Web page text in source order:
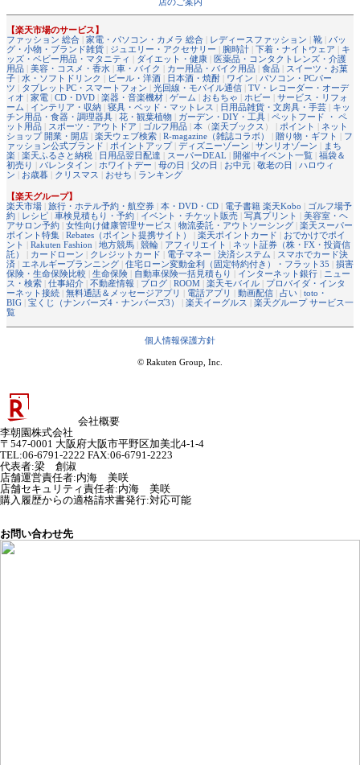
【楽天市場のサービス】
ファッション 総合 | 家電・パソコン・カメラ 総合 | レディースファッション | 靴 | バッ
グ・小物・ブランド雑貨 | ジュエリー・アクセサリー | 腕時計 | 下着・ナイトウェア | キ
ッズ・ベビー用品・マタニティ | ダイエット・健康 | 医薬品・コンタクトレンズ・介護
用品 | 美容・コスメ・香水 | 車・バイク | カー用品・バイク用品 | 食品 | スイーツ・お菓
子 | 水・ソフトドリンク | ビール・洋酒 | 日本酒・焼酎 | ワイン | パソコン・PCパー
ツ | タブレットPC・スマートフォン | 光回線・モバイル通信 | TV・レコーダー・オーデ
ィオ | 家電 | CD・DVD | 楽器・音楽機材 | ゲーム | おもちゃ | ホビー | サービス・リフォ
ーム | インテリア・収納 | 寝具・ベッド・マットレス | 日用品雑貨・文房具・手芸 | キッ
チン用品・食器・調理器具 | 花・観葉植物 | ガーデン・DIY・工具 | ペットフード ・ ペ
ット用品 | スポーツ・アウトドア | ゴルフ用品 | 本 （楽天ブックス ） | ポイント | ネット
ショップ 開業・開店 | 楽天ウェブ検索 | R-magazine（雑誌コラボ） | 贈り物・ギフト | フ
ァッション公式ブランド | ポイントアップ| ディズニーゾーン | サンリオゾーン | まち
楽 | 楽天ふるさと納税 | 日用品翌日配達 | スーパーDEAL | 開催中イベント一覧 | 福袋＆
初売り | バレンタイン | ホワイトデー | 母の日 | 父の日 | お中元 | 敬老の日 | ハロウィ
ン | お歳暮 | クリスマス | おせち | ランキング
【楽天グループ】
楽天市場 | 旅行・ホテル予約・航空券 | 本・DVD・CD | 電子書籍 楽天Kobo | ゴルフ場予
約 | レシピ | 車検見積もり・予約 | イベント・チケット販売 | 写真プリント | 美容室・ヘ
アサロン予約 | 女性向け健康管理サービス | 物流委託・アウトソーシング | 楽天スーパー
ポイント特集 | Rebates（ポイント提携サイト） | 楽天ポイントカード | おでかけでポイ
ント | Rakuten Fashion | 地方競馬 | 競輪 | アフィリエイト | ネット証券（株・FX・投資信
託）
| カードローン | クレジットカード | 電子マネー | 決済システム | スマホでカード決
済 | エネルギープランニング | 住宅ローン変動金利（固定特約付き）・フラット35 | 損害
保険・生命保険比較 | 生命保険 | 自動車保険一括見積もり | インターネット銀行 | ニュー
ス・検索 | 仕事紹介 | 不動産情報 | ブログ | ROOM | 楽天モバイル | プロバイダ・インタ
ーネット接続 | 無料通話＆メッセージアプリ | 電話アプリ | 動画配信 | 占い | toto・
BIG | 宝くじ（ナンバーズ4・ナンバーズ3） | 楽天イーグルス | 楽天グループ サービス一
覧
個人情報保護方針
© Rakuten Group, Inc.
会社概要
李朝園株式会社
〒547-0001 大阪府大阪市平野区加美北4-1-4
TEL:06-6791-2222 FAX:06-6791-2223
代表者:梁 創淑
店舗運営責任者:内海 美咲
店舗セキュリティ責任者:内海 美咲
購入履歴からの適格請求書発行:対応可能
お問い合わせ先